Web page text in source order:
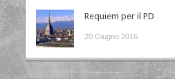
Requiem per il PD
20 Giugno 2016